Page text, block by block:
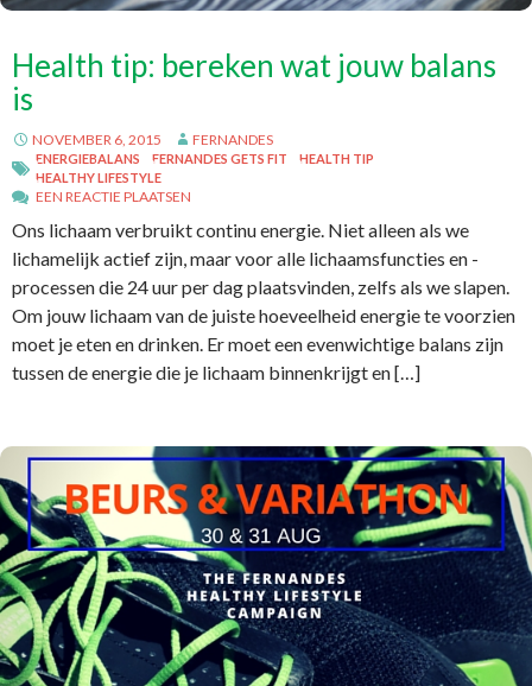
Health tip: bereken wat jouw balans
is
NOVEMBER 6, 2015 FERNANDES
ENERGIEBALANS FERNANDES GETS FIT
HEALTH TIP
HEALTHY LIFESTYLE
EEN REACTIE PLAATSEN
Ons lichaam verbruikt continu energie. Niet alleen als we
lichamelijk actief zijn, maar voor alle lichaamsfuncties en -
processen die 24 uur per dag plaatsvinden, zelfs als we slapen.
Om jouw lichaam van de juiste hoeveelheid energie te voorzien
moet je eten en drinken. Er moet een evenwichtige balans zijn
tussen de energie die je lichaam binnenkrijgt en […]